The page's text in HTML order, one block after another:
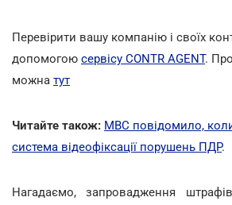
Перевірити вашу компанію і своїх
допомогою сервісу CONTR AGENT.
можна тут
Читайте також: МВС повідомило,
система відеофіксації порушень ПДР.
Нагадаємо, запровадження